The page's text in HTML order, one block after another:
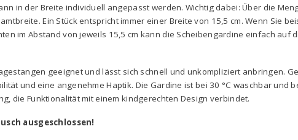
in der Breite individuell angepasst werden. Wichtig dabei: Über die
Ein Stück entspricht immer einer Breite von 15,5 cm. Wenn Sie
im Abstand von jeweils 15,5 cm kann die Scheibengardine einfach
geeignet und lässt sich schnell und unkompliziert anbringen.
und eine angenehme Haptik. Die Gardine ist bei 30 °C waschbar und
die Funktionalität mit einem kindgerechten Design verbindet.
ausgeschlossen!